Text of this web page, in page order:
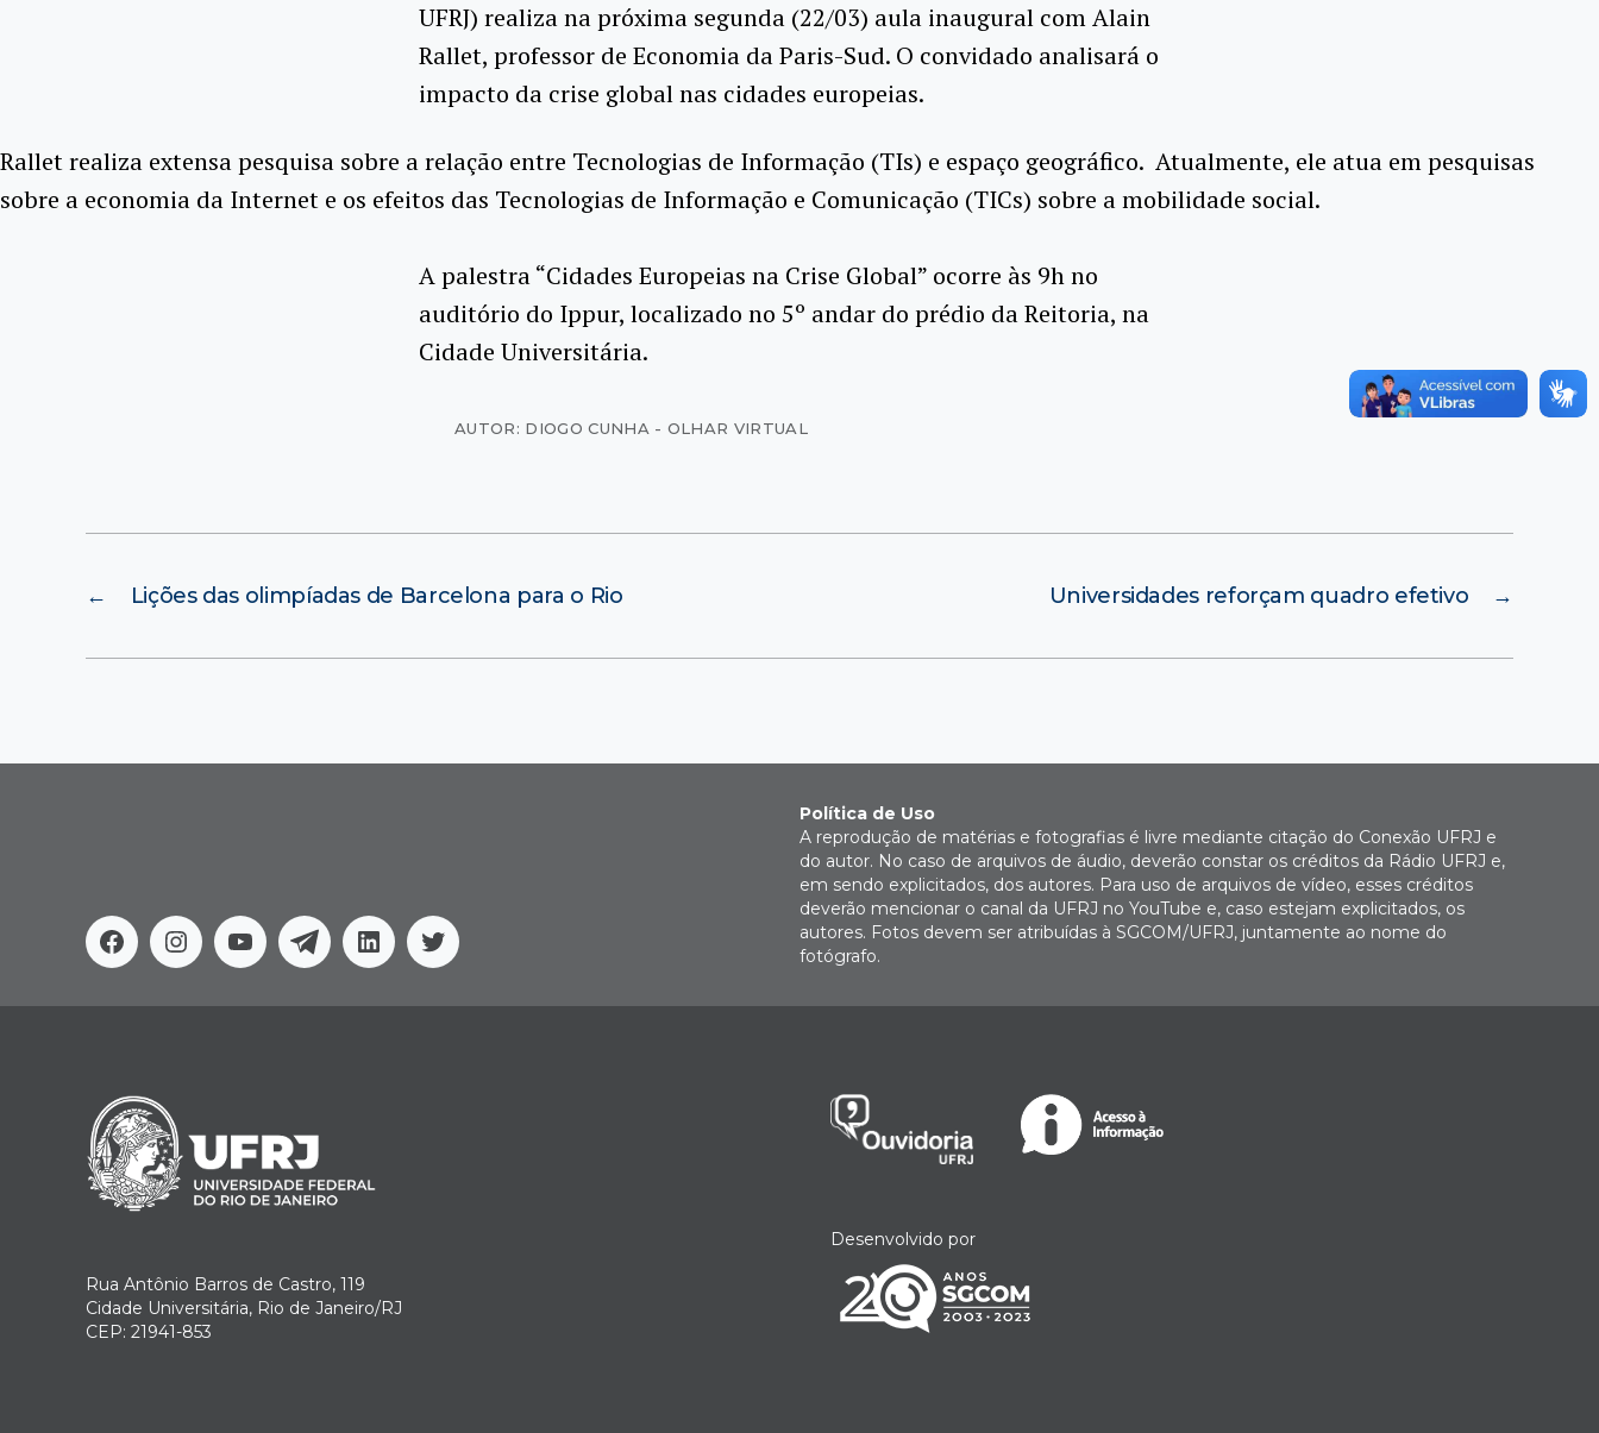
UFRJ) realiza na próxima segunda (22/03) aula inaugural com Alain
Rallet, professor de Economia da Paris-Sud. O convidado analisará o
impacto da crise global nas cidades europeias.
Rallet realiza extensa pesquisa sobre a relação entre Tecnologias de Informação (TIs) e espaço geográfico. Atualmente, ele atua em pesquisas
sobre a economia da Internet e os efeitos das Tecnologias de Informação e Comunicação (TICs) sobre a mobilidade social.
A palestra “Cidades Europeias na Crise Global” ocorre às 9h no
auditório do Ippur, localizado no 5º andar do prédio da Reitoria, na
Cidade Universitária.
AUTOR: DIOGO CUNHA - OLHAR VIRTUAL
← Lições das olimpíadas de Barcelona para o Rio →
Universidades reforçam quadro efetivo
FacebookInstagram
YoutubeTelegramLinkedinTwitter
Política de Uso
A reprodução de matérias e fotografias é livre mediante citação do Conexão UFRJ e
do autor. No caso de arquivos de áudio, deverão constar os créditos da Rádio UFRJ e,
em sendo explicitados, dos autores. Para uso de arquivos de vídeo, esses créditos
deverão mencionar o canal da UFRJ no YouTube e, caso estejam explicitados, os
autores. Fotos devem ser atribuídas à SGCOM/UFRJ, juntamente ao nome do
fotógrafo.
Rua Antônio Barros de Castro, 119
Cidade Universitária, Rio de Janeiro/RJ
CEP: 21941-853
Desenvolvido por